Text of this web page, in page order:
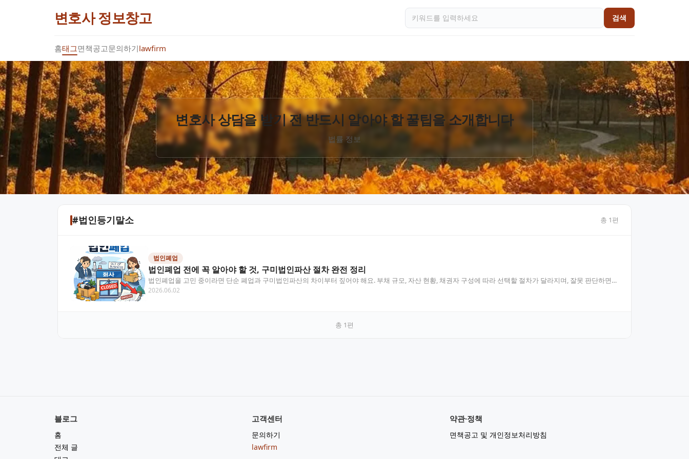
변호사 정보창고 검색
홈태그면책공고문의하기lawfirm
변호사 상담을 받기 전 반드시 알아야 할 꿀팁을 소개합니다
법률 정보
#법인등기말소 총 1편
법인폐업
법인폐업 전에 꼭 알아야 할 것, 구미법인파산 절차 완전 정리
법인폐업을 고민 중이라면 단순 폐업과 구미법인파산의 차이부터 짚어야 해요. 부채 규모, 자산 현황, 채권자 구성에 따라 선택할 절차가 달라지며, 잘못 판단하면
대표자 개인 책임으로…
2026.06.02
총 1편
블로그
홈
전체 글
고객센터
문의하기
lawfirm
약관·정책
면책공고 및 개인정보처리방침